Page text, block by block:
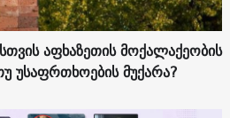
აფხაზეთის მოქალაქეობის
უსაფრთხოების მუქარა?